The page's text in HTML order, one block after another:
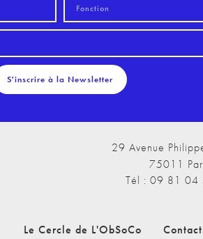
S'inscrire à la Newsletter
29 Avenue
75011
Tél : 09 81 04
Le Cercle de L'ObSoCo